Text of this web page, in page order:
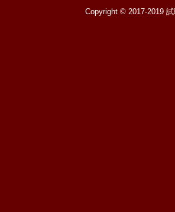
Copyright © 2017-2019